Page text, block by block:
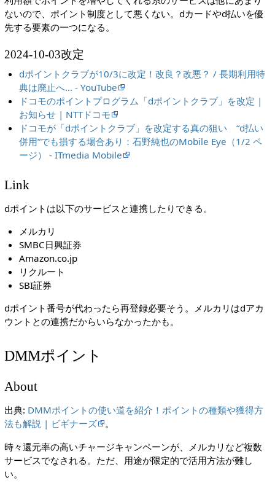
ないので、ポイント制度として悪くない。dカードやd払いを優
先する要素の一つになる。
2024-10-03改定
dポイントクラブが10/3に改定！改良？改悪？ / 長期利用特
典は廃止へ… - YouTube
ドコモのポイントプログラム「dポイントクラブ」を改定 |
お知らせ | NTTドコモ
ドコモが「dポイントクラブ」を改定する真の狙い “d払い
併用”でも損する場合あり：石野純也のMobile Eye（1/2 ペ
ージ） - ITmedia Mobile
Link
dポイントは以下のサービスと連携したりできる。
メルカリ
SMBC日興証券
Amazon.co.jp
リクルート
SBI証券
dポイント番号が代わったら再登録必要そう。メルカリはdアカ
ウントとの連携だからいらなかったかも。
DMMポイント
About
出典: DMMポイントの使い道を紹介！ポイントの種類や獲得方
法も解説 | ビギナーズ
。
時々還元率の高いチャージキャンペーンが、メルカリなど複数
サービスでなされる。ただ、用途が限定的で活用方法が難し
い。